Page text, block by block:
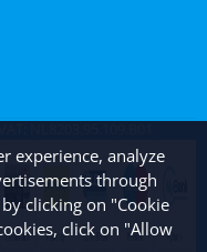
experience, analyze
through
clicking on "Cookie
click on "Allow